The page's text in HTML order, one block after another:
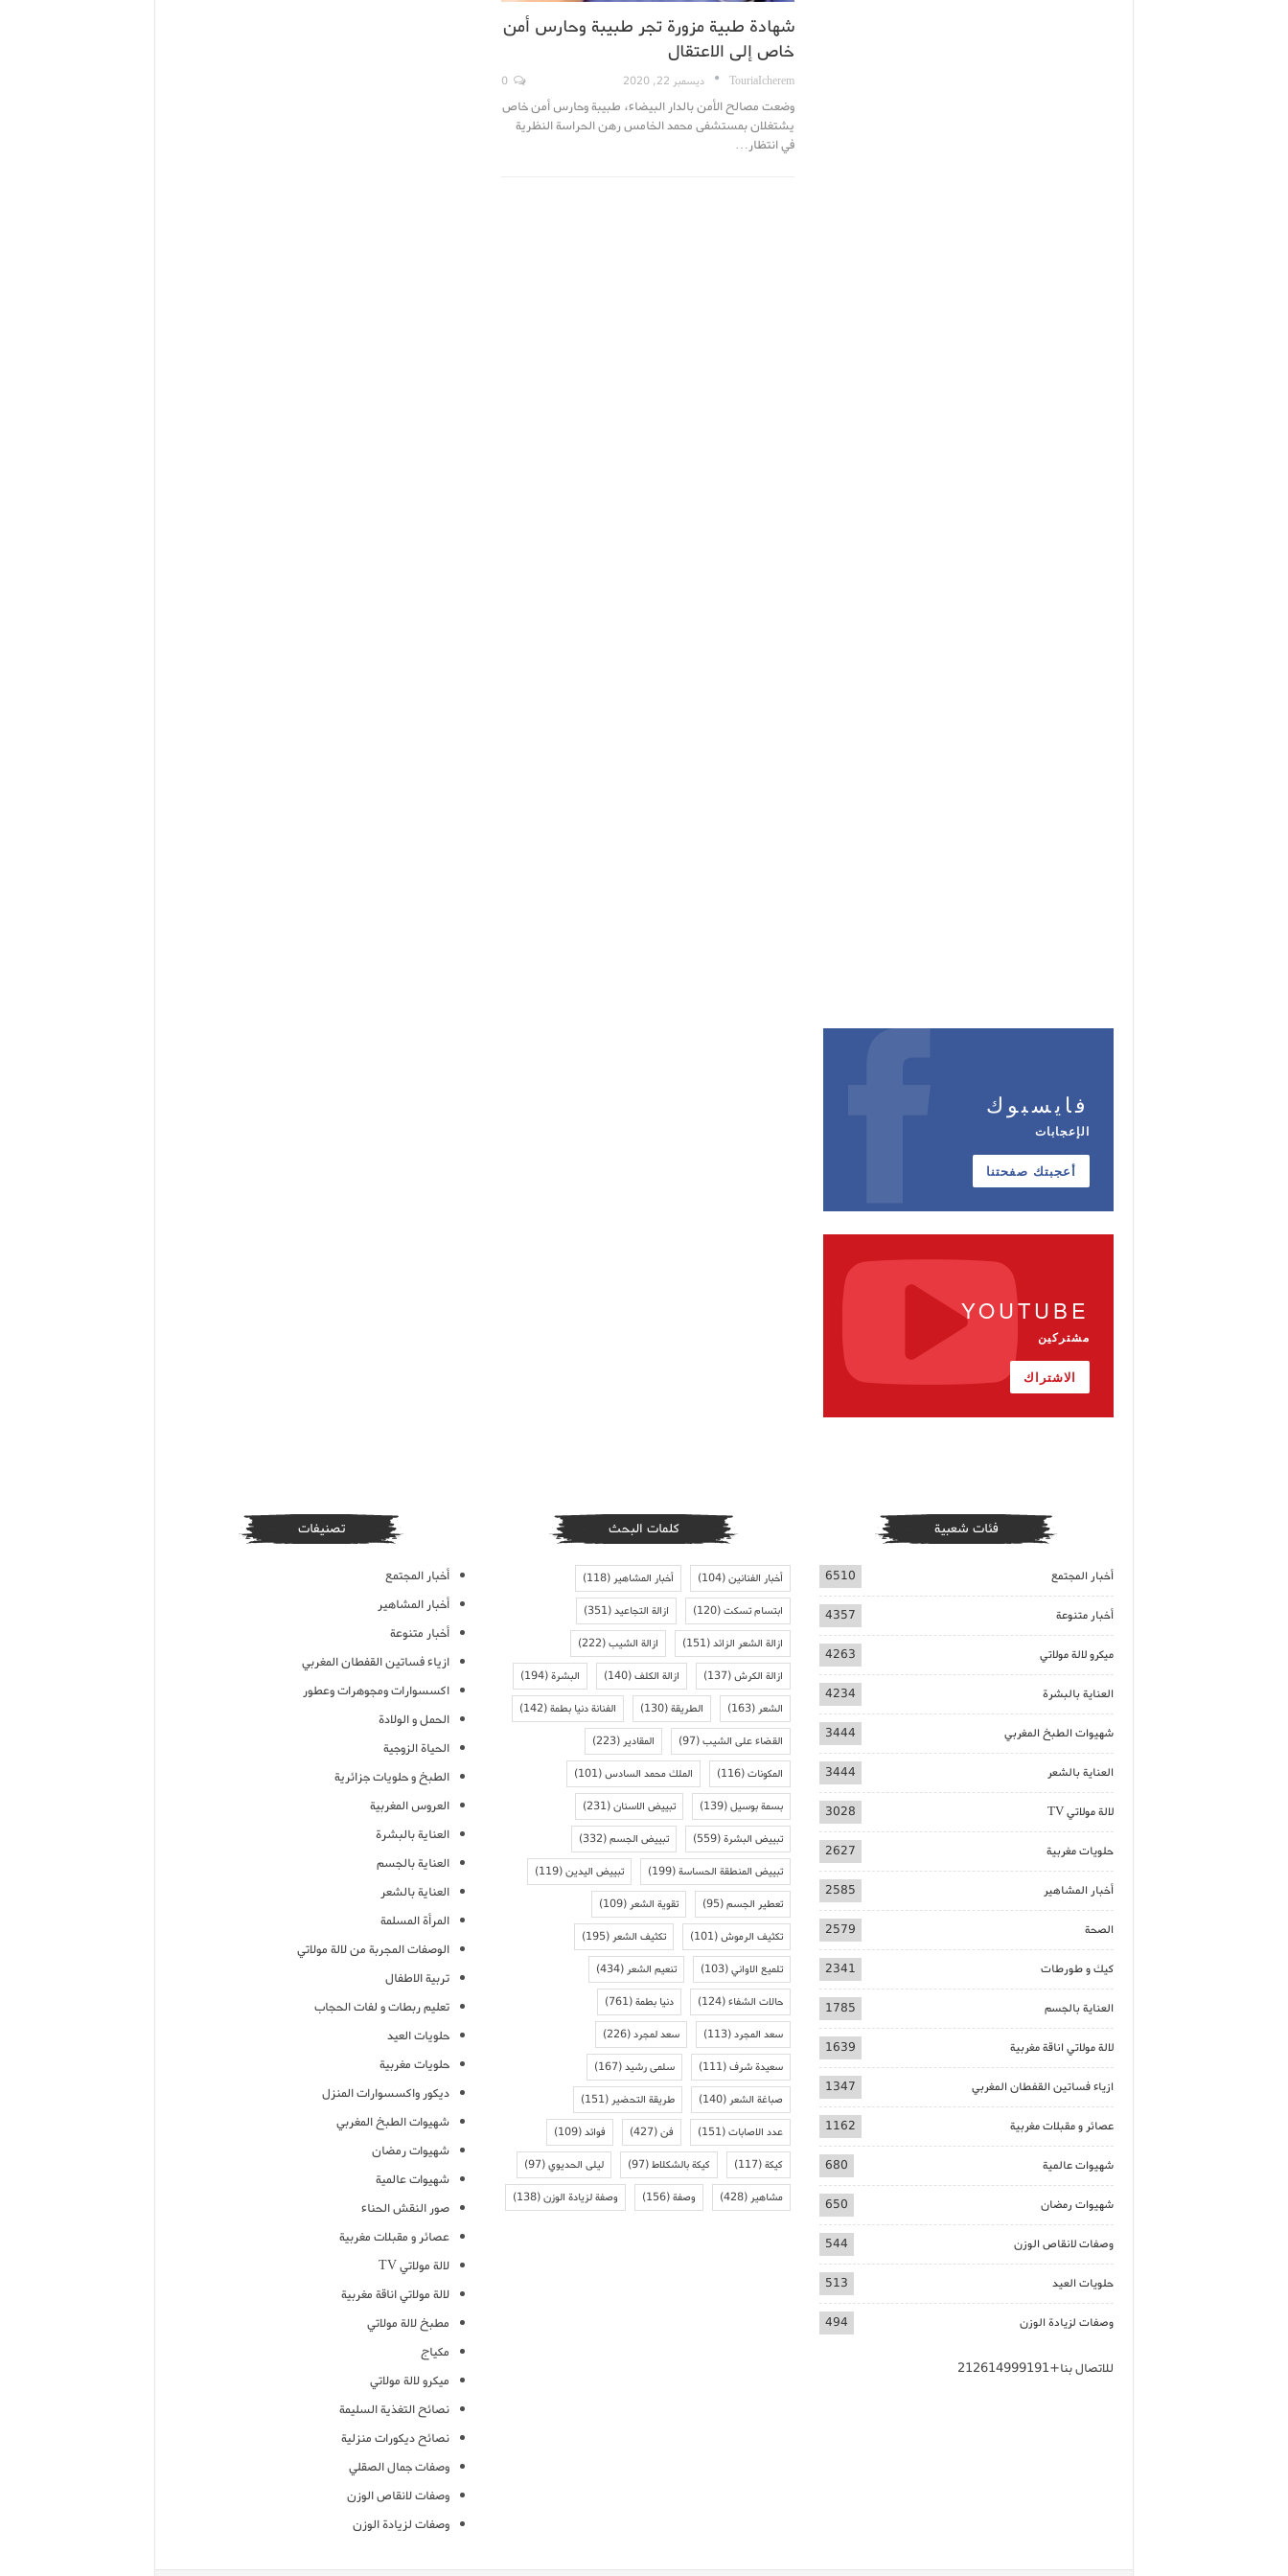
شهادة طبية مزورة تجر طبيبة وحارس أمن
خاص إلى الاعتقال
TouriaIcherem ديسمبر 22, 2020
وضعت مصالح الأمن بالدار البيضاء، طبيبة وحارس أمن خاص
يشتغلان بمستشفى محمد الخامس رهن الحراسة النظرية
في انتظار…
فايسبوك
الإعجابات
أعجبتك صفحتنا
YOUTUBE
مشتركين
الاشتراك
فئات شعبية
أخبار المجتمع 6510
أخبار متنوعة 4357
ميكرو لالة مولاتي 4263
العناية بالبشرة 4234
شهيوات الطبخ المغربي 3444
العناية بالشعر 3444
لالة مولاتي TV 3028
حلويات مغربية 2627
أخبار المشاهير 2585
الصحة 2579
كيك و طورطات 2341
العناية بالجسم 1785
لالة مولاتي اناقة مغربية 1639
ازياء فساتين القفطان المغربي 1347
عصائر و مقبلات مغربية 1162
شهيوات عالمية 680
شهيوات رمضان 650
وصفات لانقاص الوزن 544
حلويات العيد 513
وصفات لزيادة الوزن 494
للاتصال بنا+212614999191
كلمات البحث
أخبار الفنانين(104) أخبار المشاهير(118)
ابتسام تسكت(120) ازالة التجاعيد(351)
ازالة الشعر الزائد(151) ازالة الشيب(222)
ازالة الكرش(137) ازالة الكلف(140) البشرة(194)
الشعر(163) الطريقة(130) الفنانة دنيا بطمة(142)
القضاء على الشيب(97) المقادير(223)
المكونات(116) الملك محمد السادس(101)
بسمة بوسيل(139) تبييض الاسنان(231)
تبييض البشرة(559) تبييض الجسم(332)
تبييض المنطقة الحساسة(199) تبييض اليدين(119)
تعطير الجسم(95) تقوية الشعر(109)
تكثيف الرموش(101) تكثيف الشعر(195)
تلميع الاواني(103) تنعيم الشعر(434)
حالات الشفاء(124) دنيا بطمة(761)
سعد المجرد(113) سعد لمجرد(226)
سعيدة شرف(111) سلمى رشيد(167)
صباغة الشعر(140) طريقة التحضير(151)
عدد الاصابات(151) فن(427) فوائد(109)
كيكة(117) كيكة بالشكلاط(97) ليلى الحديوي(97)
مشاهير(428) وصفة(156) وصفة لزيادة الوزن(138)
تصنيفات
أخبار المجتمع
أخبار المشاهير
أخبار متنوعة
ازياء فساتين القفطان المغربي
اكسسوارات ومجوهرات وعطور
الحمل و الولادة
الحياة الزوجية
الطبخ و حلويات جزائرية
العروس المغربية
العناية بالبشرة
العناية بالجسم
العناية بالشعر
المرأة المسلمة
الوصفات المجربة من لالة مولاتي
تربية الاطفال
تعليم ربطات و لفات الحجاب
حلويات العيد
حلويات مغربية
ديكور واكسسوارات المنزل
شهيوات الطبخ المغربي
شهيوات رمضان
شهيوات عالمية
صور النقش الحناء
عصائر و مقبلات مغربية
لالة مولاتي TV
لالة مولاتي اناقة مغربية
مطبخ لالة مولاتي
مكياج
ميكرو لالة مولاتي
نصائح التغذية السليمة
نصائح ديكورات منزلية
وصفات جمال الصقلي
وصفات لانقاص الوزن
وصفات لزيادة الوزن